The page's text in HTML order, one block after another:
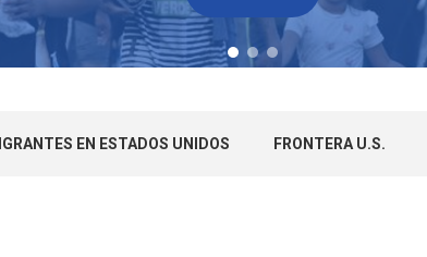
EN ESTADOS UNIDOS FRONTERA U.S.